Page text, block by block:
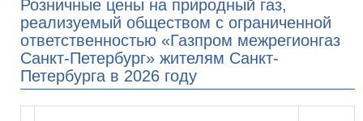
Розничные цены на природный газ,
реализуемый обществом с ограниченной
ответственностью «Газпром межрегионгаз
Санкт-Петербург» жителям Санкт-
Петербурга в 2026 году